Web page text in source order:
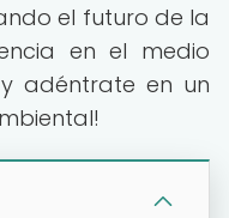
el futuro de la
en el medio
y adéntrate en un